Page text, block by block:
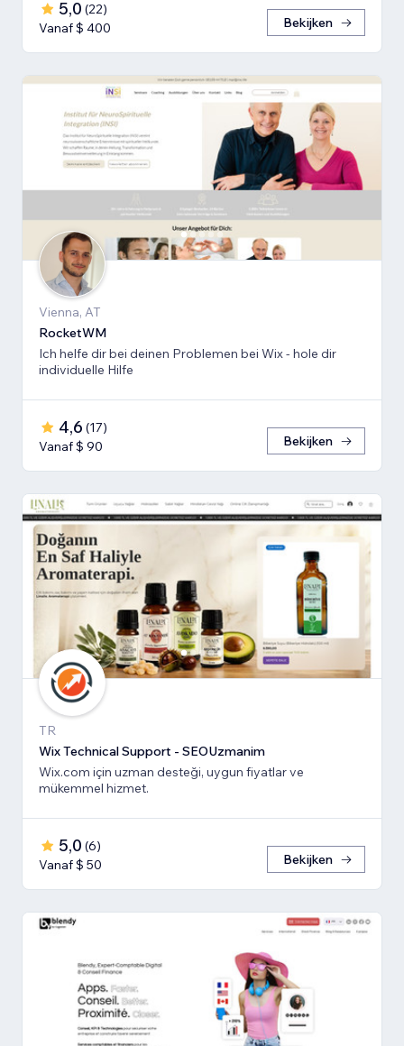
5,0 (22)
Vanaf $ 400
Bekijken
Vienna, AT
RocketWM
Ich helfe dir bei deinen Problemen bei Wix - hole dir
individuelle Hilfe
4,6 (17)
Vanaf $ 90
Bekijken
TR
Wix Technical Support - SEOUzmanim
Wix.com için uzman desteği, uygun fiyatlar ve
mükemmel hizmet.
5,0 (6)
Vanaf $ 50
Bekijken